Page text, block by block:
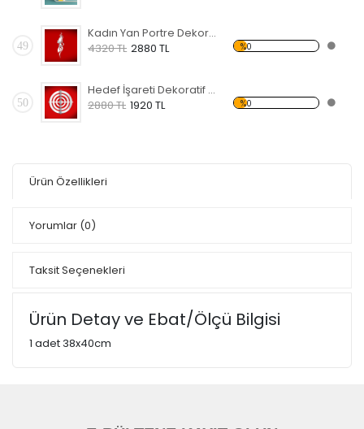
49
Kadın Yan Portre Dekoratif Kırılmaz Ayna
4320 TL 2880 TL %0
50
Hedef İşareti Dekoratif Kırılmaz Ayna
2880 TL 1920 TL %0
Ürün Özellikleri
Yorumlar (0)
Taksit Seçenekleri
Ürün Detay ve Ebat/Ölçü Bilgisi
1 adet 38x40cm